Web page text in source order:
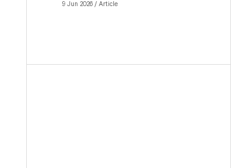
9 Jun 2026 / Article